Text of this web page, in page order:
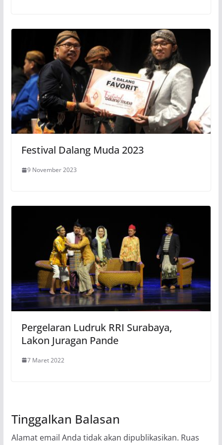
Festival Dalang Muda 2023
9 November 2023
Pergelaran Ludruk RRI Surabaya,
Lakon Juragan Pande
7 Maret 2022
Tinggalkan Balasan
Alamat email Anda tidak akan dipublikasikan. Ruas